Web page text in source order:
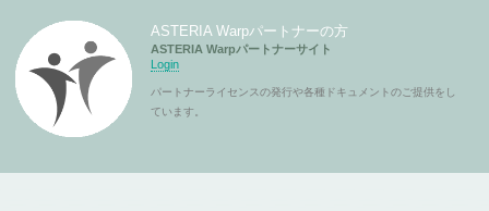
ASTERIA Warpパートナーの方
ASTERIA Warpパートナーサイト
Login
パートナーライセンスの発行や各種ドキュメントのご提供をし
ています。